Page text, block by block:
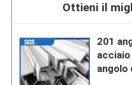
Ottieni il
201
angolo